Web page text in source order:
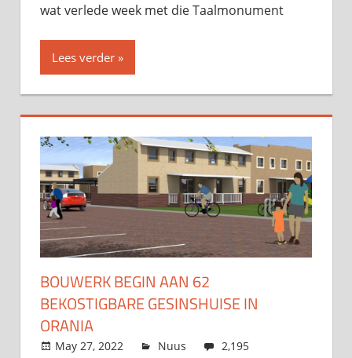
wat verlede week met die Taalmonument
Lees verder
BOUWERK BEGIN AAN 62
BEKOSTIGBARE GESINSHUISE IN
ORANIA
May 27, 2022 admin
Nuus
2,195